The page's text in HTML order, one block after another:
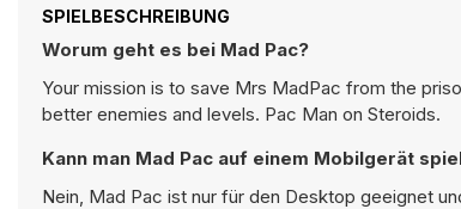
SPIELBESCHREIBUNG
Worum geht es bei Mad Pac?
Your mission is to save Mrs MadPac from the
better enemies and levels. Pac Man on Steroids.
Kann man Mad Pac auf einem Mobilgerät
Nein, Mad Pac ist nur für den Desktop geeignet